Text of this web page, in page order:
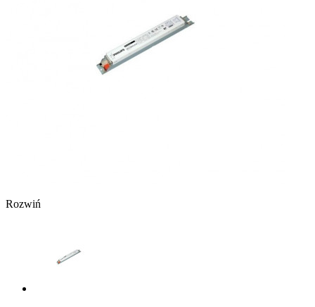
Rozwiń